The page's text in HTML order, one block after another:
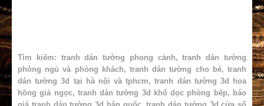
Tìm kiếm: tranh dán tường phong cảnh,tranh dán tường
phòng ngủ và phòng khách,tranh dán tường cho bé,tranh
dán tường 3d tại hà nội và tphcm,tranh dán tường 3d hoa
hồng giả ngọc, tranh dán tường 3d khổ dọc phòng bếp, báo